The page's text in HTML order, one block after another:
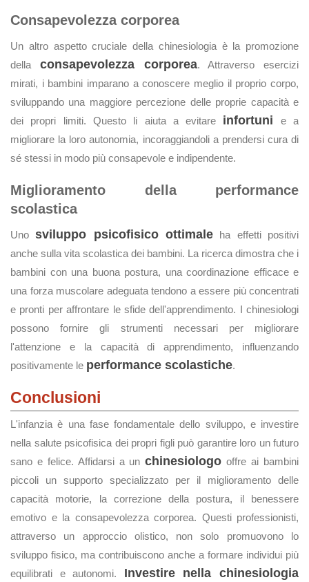
Consapevolezza corporea
Un altro aspetto cruciale della chinesiologia è la promozione
della consapevolezza corporea. Attraverso esercizi
mirati, i bambini imparano a conoscere meglio il proprio corpo,
sviluppando una maggiore percezione delle proprie capacità e
dei propri limiti. Questo li aiuta a evitare infortuni e a
migliorare la loro autonomia, incoraggiandoli a prendersi cura di
sé stessi in modo più consapevole e indipendente.
Miglioramento della performance
scolastica
Unosviluppo psicofisico ottimale ha effetti positivi
anche sulla vita scolastica dei bambini. La ricerca dimostra che i
bambini con una buona postura, una coordinazione efficace e
una forza muscolare adeguata tendono a essere più concentrati
e pronti per affrontare le sfide dell'apprendimento. I chinesiologi
possono fornire gli strumenti necessari per migliorare
l'attenzione e la capacità di apprendimento, influenzando
positivamente le performance scolastiche.
Conclusioni
L'infanzia è una fase fondamentale dello sviluppo, e investire
nella salute psicofisica dei propri figli può garantire loro un futuro
sano e felice. Affidarsi a unchinesiologo offre ai bambini
piccoli un supporto specializzato per il miglioramento delle
capacità motorie, la correzione della postura, il benessere
emotivo e la consapevolezza corporea. Questi professionisti,
attraverso un approccio olistico, non solo promuovono lo
sviluppo fisico, ma contribuiscono anche a formare individui più
equilibrati e autonomi. Investire nella chinesiologia